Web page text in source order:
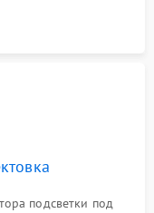
пыли.
подсветки под